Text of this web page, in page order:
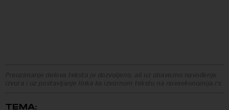
Preuzimanje delova teksta je dozvoljeno, ali uz obavezno navođenje
izvora i uz postavljanje linka ka izvornom tekstu na novaekonomija.rs
TEMA: